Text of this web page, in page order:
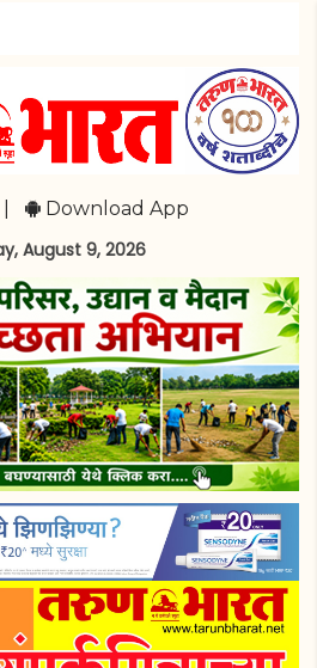
Download App
August 9, 2026